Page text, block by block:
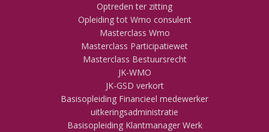
Optreden ter zitting
Opleiding tot Wmo consulent
Masterclass Wmo
Masterclass Participatiewet
Masterclass Bestuursrecht
JK-WMO
JK-GSD verkort
Basisopleiding Financieel medewerker
uitkeringsadministratie
Basisopleiding Klantmanager Werk